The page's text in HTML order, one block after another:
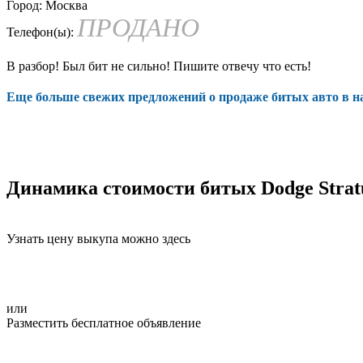
Город: Москва
Телефон(ы): ПРОДАНО
В разбор! Был бит не сильно! Пишите отвечу что есть!
Еще больше свежих предложений о продаже битых авто в
Динамика стоимости битых Dodge
Узнать цену выкупа можно здесь
или
Разместить бесплатное объявление